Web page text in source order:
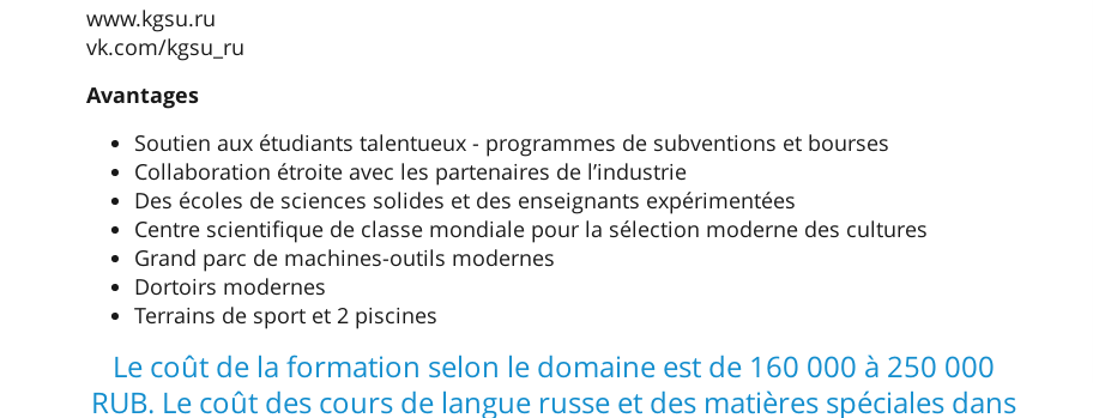
www.kgsu.ru
vk.com/kgsu_ru
Avantages
Soutien aux étudiants talentueux - programmes de subventions et bourses
Collaboration étroite avec les partenaires de l’industrie
Des écoles de sciences solides et des enseignants expérimentées
Centre scientifique de classe mondiale pour la sélection moderne des cultures
Grand parc de machines-outils modernes
Dortoirs modernes
Terrains de sport et 2 piscines
Le coût de la formation selon le domaine est de 160 000 à 250 000
RUB. Le coût des cours de langue russe et des matières spéciales dans